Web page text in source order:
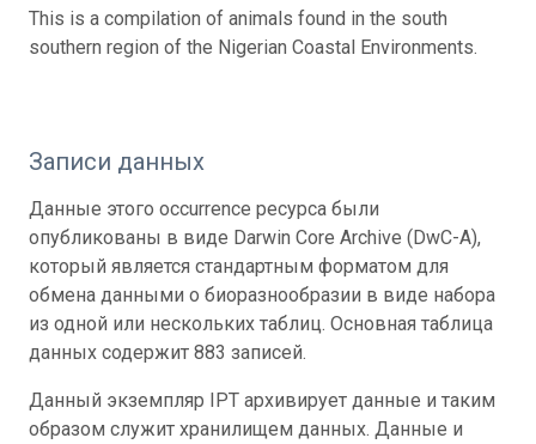
This is a compilation of animals found in the south
southern region of the Nigerian Coastal Environments.
Записи данных
Данные этого occurrence ресурса были
опубликованы в виде Darwin Core Archive (DwC-A),
который является стандартным форматом для
обмена данными о биоразнообразии в виде набора
из одной или нескольких таблиц. Основная таблица
данных содержит 883 записей.
Данный экземпляр IPT архивирует данные и таким
образом служит хранилищем данных. Данные и